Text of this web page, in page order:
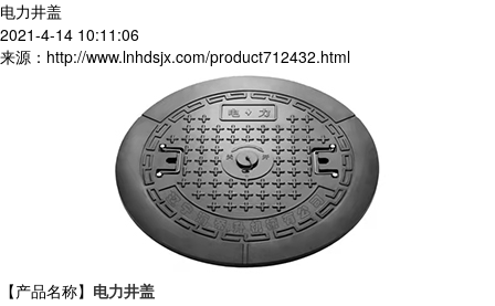
电力井盖
2021-4-14 10:11:06
来源：http://www.lnhdsjx.com/product712432.html
【产品名称】 电力井盖